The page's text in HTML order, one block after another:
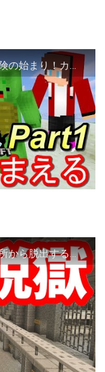
【まいぜんクラフト】新しい冒険の始まり！カメをつかまえてペットにしてみた！ Part1【マインクラフト】
【マインクラフト】堅牢の刑務所から脱出する【１日目】